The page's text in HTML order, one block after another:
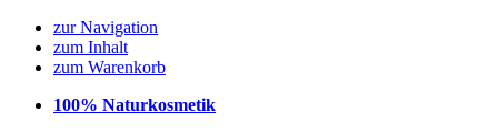
zur Navigation
zum Inhalt
zum Warenkorb
100% Naturkosmetik